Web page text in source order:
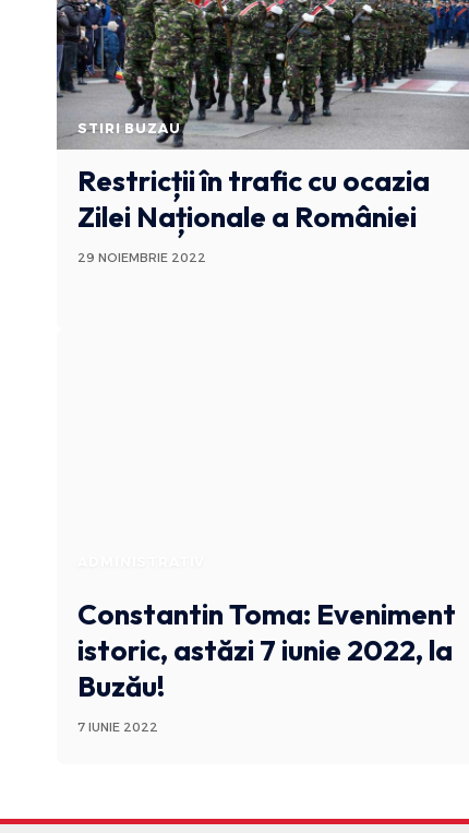
STIRI BUZAU
Restricții în trafic cu ocazia
Zilei Naționale a României
29 NOIEMBRIE 2022
Constantin Toma: Eveniment
istoric, astăzi 7 iunie 2022, la
Buzău!
7 IUNIE 2022